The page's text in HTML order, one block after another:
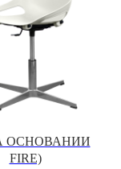
ОСНОВАНИИ
FIRE)